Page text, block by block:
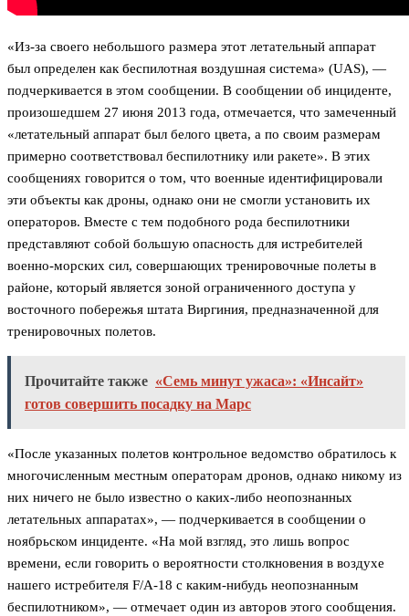
«Из-за своего небольшого размера этот летательный аппарат
был определен как беспилотная воздушная система» (UAS), —
подчеркивается в этом сообщении. В сообщении об инциденте,
произошедшем 27 июня 2013 года, отмечается, что замеченный
«летательный аппарат был белого цвета, а по своим размерам
примерно соответствовал беспилотнику или ракете». В этих
сообщениях говорится о том, что военные идентифицировали
эти объекты как дроны, однако они не смогли установить их
операторов. Вместе с тем подобного рода беспилотники
представляют собой большую опасность для истребителей
военно-морских сил, совершающих тренировочные полеты в
районе, который является зоной ограниченного доступа у
восточного побережья штата Виргиния, предназначенной для
тренировочных полетов.
Прочитайте также «Семь минут ужаса»: «Инсайт»
готов совершить посадку на Марс
«После указанных полетов контрольное ведомство обратилось к
многочисленным местным операторам дронов, однако никому из
них ничего не было известно о каких-либо неопознанных
летательных аппаратах», — подчеркивается в сообщении о
ноябрьском инциденте. «На мой взгляд, это лишь вопрос
времени, если говорить о вероятности столкновения в воздухе
нашего истребителя F/A-18 с каким-нибудь неопознанным
беспилотником», — отмечает один из авторов этого сообщения.